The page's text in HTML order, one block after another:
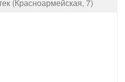
(Красноармейская, 7)